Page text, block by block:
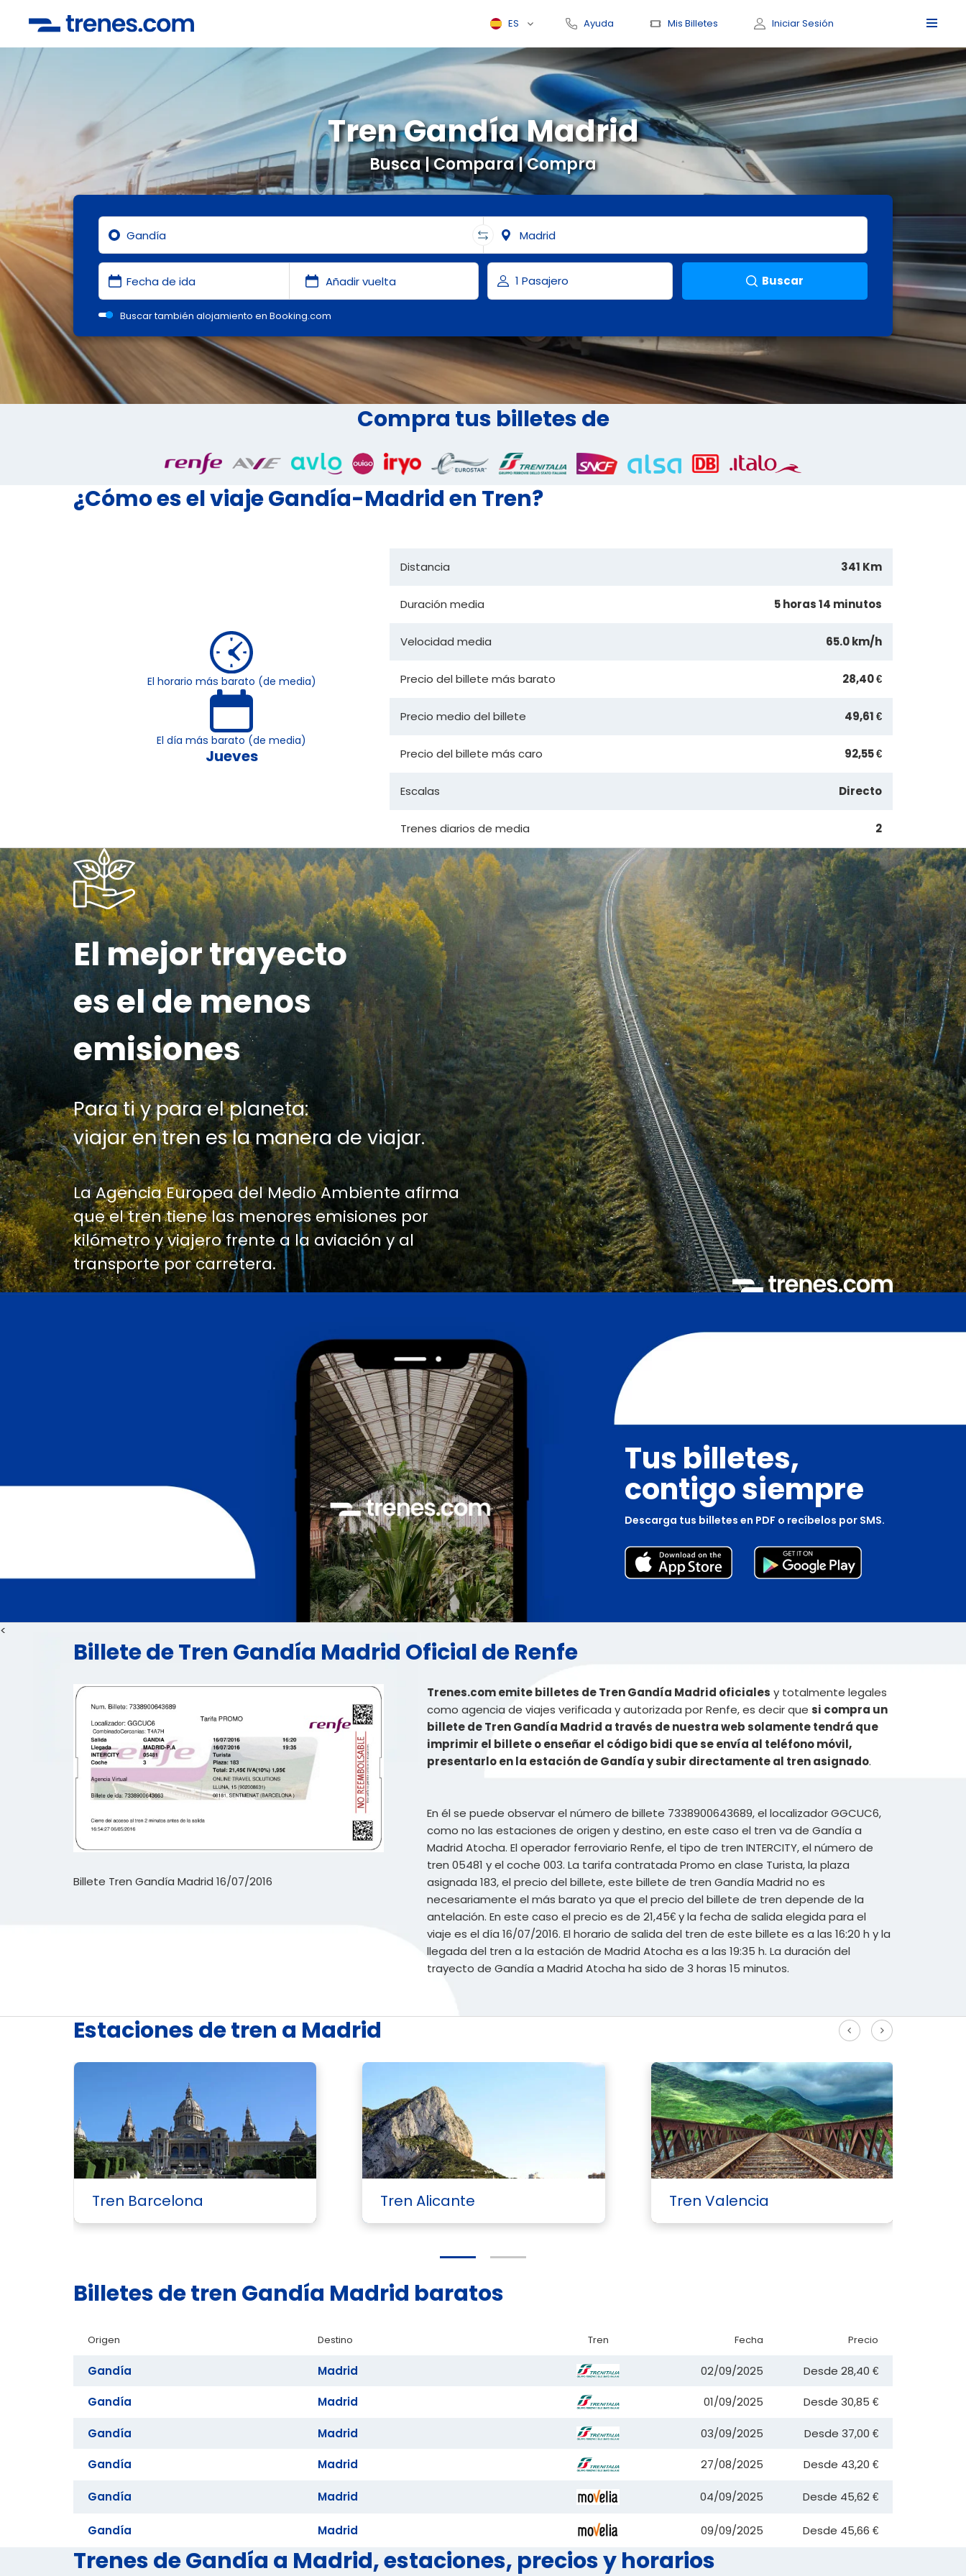
ES Ayuda Mis Billetes Iniciar Sesión
Busca | Compara | Compra
Tren Gandía Madrid
Buscar
Buscar también alojamiento en Booking.com
Compra tus billetes de
¿Cómo es el viaje Gandía-Madrid en Tren?
El horario más barato (de media)
El día más barato (de media)
Jueves
Distancia 341 Km
Duración media 5 horas 14 minutos
Velocidad media 65.0 km/h
Precio del billete más barato 28,40 €
Precio medio del billete 49,61 €
Precio del billete más caro 92,55 €
Escalas Directo
Trenes diarios de media 2
El mejor trayecto
es el de menos
emisiones
Para ti y para el planeta:
viajar en tren es la manera de viajar.
La Agencia Europea del Medio Ambiente afirma
que el tren tiene las menores emisiones por
kilómetro y viajero frente a la aviación y al
transporte por carretera.
Tus billetes,
contigo siempre
Descarga tus billetes en PDF o recíbelos por SMS.
<
Billete de Tren Gandía Madrid Oficial de Renfe
Billete Tren Gandía Madrid 16/07/2016
Trenes.com emite billetes de Tren Gandía Madrid oficiales y totalmente legales
como agencia de viajes verificada y autorizada por Renfe, es decir que si compra un
billete de Tren Gandía Madrid a través de nuestra web solamente tendrá que
imprimir el billete o enseñar el código bidi que se envía al teléfono móvil,
presentarlo en la estación de Gandía y subir directamente al tren asignado.
En él se puede observar el número de billete 7338900643689, el localizador GGCUC6,
como no las estaciones de origen y destino, en este caso el tren va de Gandía a
Madrid Atocha. El operador ferroviario Renfe, el tipo de tren INTERCITY, el número de
tren 05481 y el coche 003. La tarifa contratada Promo en clase Turista, la plaza
asignada 183, el precio del billete, este billete de tren Gandía Madrid no es
necesariamente el más barato ya que el precio del billete de tren depende de la
antelación. En este caso el precio es de 21,45€ y la fecha de salida elegida para el
viaje es el día 16/07/2016. El horario de salida del tren de este billete es a las 16:20 h y la
llegada del tren a la estación de Madrid Atocha es a las 19:35 h. La duración del
trayecto de Gandía a Madrid Atocha ha sido de 3 horas 15 minutos.
Estaciones de tren a Madrid
Tren Barcelona Tren Alicante Tren Valencia
Billetes de tren Gandía Madrid baratos
Origen Destino Tren Fecha Precio
Gandía Madrid 02/09/2025 Desde 28,40 €
Gandía Madrid 01/09/2025 Desde 30,85 €
Gandía Madrid 03/09/2025 Desde 37,00 €
Gandía Madrid 27/08/2025 Desde 43,20 €
Gandía Madrid 04/09/2025 Desde 45,62 €
Gandía Madrid 09/09/2025 Desde 45,66 €
Trenes de Gandía a Madrid, estaciones, precios y horarios